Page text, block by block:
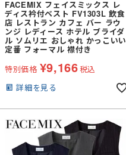
FACEMIX フェイスミックス レ
ディス衿付ベスト FV1303L 飲食
店 レストラン カフェ バー ラウ
ンジ レディース ホテル ブライダ
ル ソムリエ おしゃれ かっこいい
定番 フォーマル 襟付き
特別価格 ¥9,166税込
詳細を見る